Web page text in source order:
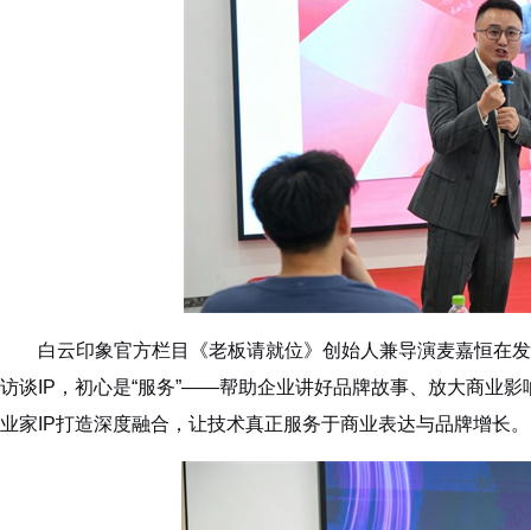
白云印象官方栏目《老板请就位》创始人兼导演麦嘉恒在
访谈IP，初心是“服务”——帮助企业讲好品牌故事、放大商业
业家IP打造深度融合，让技术真正服务于商业表达与品牌增长。